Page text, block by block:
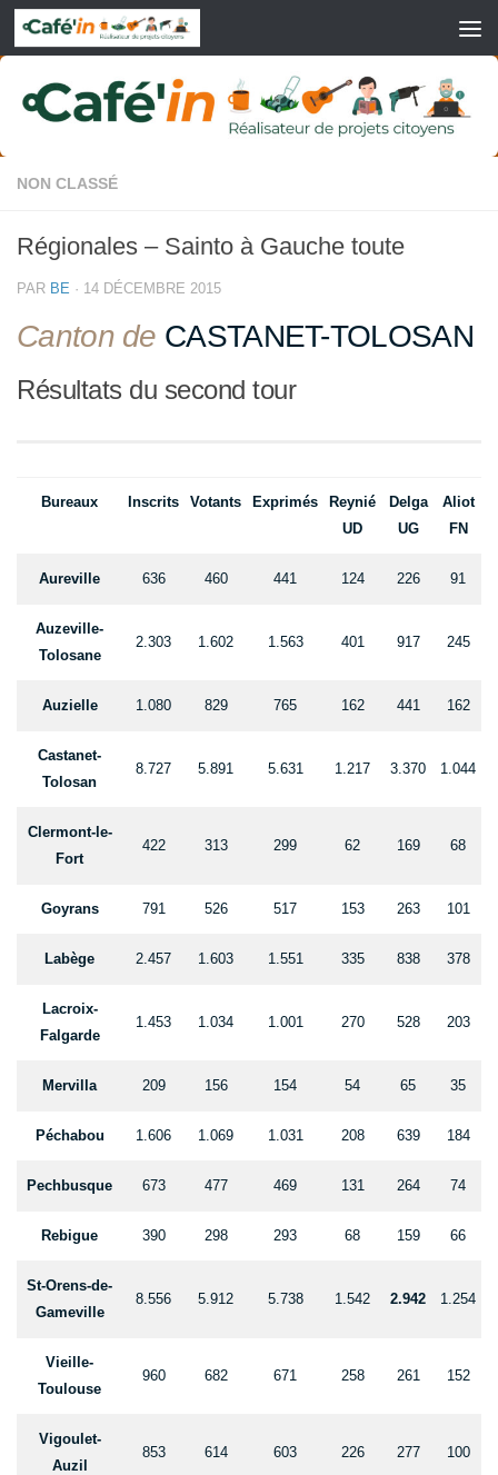
Skip to content
NON CLASSÉ
Régionales – Sainto à Gauche toute
PAR BE · 14 DÉCEMBRE 2015
Canton de CASTANET-TOLOSAN
Résultats du second tour
Bureaux Inscrits Votants Exprimés
Reynié
UD
Delga
UG
Aliot
FN
Aureville 636 460 441 124 226 91
Auzeville-
Tolosane
2.303 1.602 1.563 401 917 245
Auzielle 1.080 829 765 162 441 162
Castanet-
Tolosan
8.727 5.891 5.631 1.217 3.370 1.044
Clermont-le-
Fort
422 313 299 62 169 68
Goyrans 791 526 517 153 263 101
Labège 2.457 1.603 1.551 335 838 378
Lacroix-
Falgarde
1.453 1.034 1.001 270 528 203
Mervilla 209 156 154 54 65 35
Péchabou 1.606 1.069 1.031 208 639 184
Pechbusque 673 477 469 131 264 74
Rebigue 390 298 293 68 159 66
St-Orens-de-
Gameville
8.556 5.912 5.738 1.542 2.942 1.254
Vieille-
Toulouse
960 682 671 258 261 152
Vigoulet-
Auzil
853 614 603 226 277 100